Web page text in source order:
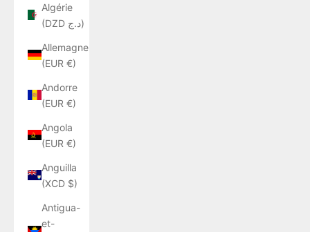
Algérie
(DZD د.ج)
Allemagne
(EUR €)
Andorre
(EUR €)
Angola
(EUR €)
Anguilla
(XCD $)
Antigua-
et-